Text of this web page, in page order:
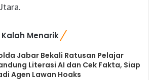
Menarik
Jabar Bekali Ratusan Pelajar
Literasi AI dan Cek Fakta, Siap
Agen Lawan Hoaks